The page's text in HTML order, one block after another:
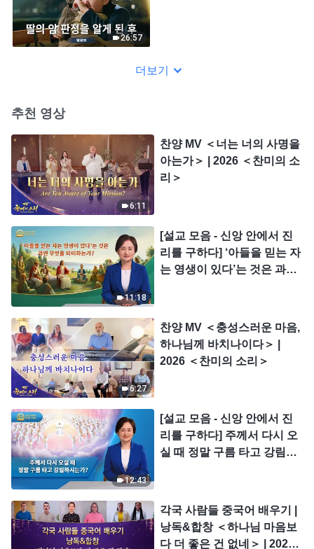
26:57
더보기
추천 영상
6:11
찬양 MV ＜너는 너의 사명을
아는가＞ | 2026 ＜찬미의 소
리＞
11:18
[설교 모음 - 신앙 안에서 진
리를 구하다] ‘아들을 믿는 자
는 영생이 있다’는 것은 과연
6:27
찬양 MV ＜충성스러운 마음,
하나님께 바치나이다＞ |
2026 ＜찬미의 소리＞
12:43
[설교 모음 - 신앙 안에서 진
리를 구하다] 주께서 다시 오
실 때 정말 구름 타고 강림하
각국 사람들 중국어 배우기 |
낭독&합창 ＜하나님 마음보
다 더 좋은 건 없네＞ | 2026